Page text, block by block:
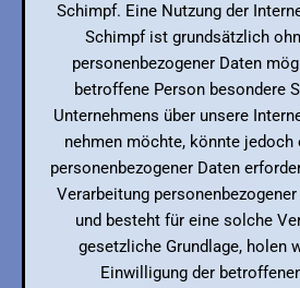
Schimpf. Eine Nutzung der
Schimpf ist grundsätzlich
personenbezogener Daten
betroffene Person besondere
Unternehmens über unsere
nehmen möchte, könnte jedoch
personenbezogener Daten
Verarbeitung
und besteht für eine solche
gesetzliche Grundlage, holen
Einwilligung der